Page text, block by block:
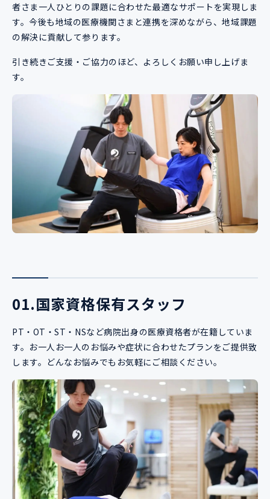
者さま一人ひとりの課題に合わせた最適なサポートを実現しま
す。今後も地域の医療機関さまと連携を深めながら、地域課題
の解決に貢献して参ります。
引き続きご支援・ご協力のほど、よろしくお願い申し上げま
す。
01.国家資格保有スタッフ
PT・OT・ST・NSなど病院出身の医療資格者が在籍していま
す。お一人お一人のお悩みや症状に合わせたプランをご提供致
します。どんなお悩みでもお気軽にご相談ください。